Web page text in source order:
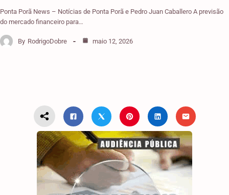
Ponta Porã News – Notícias de Ponta Porã e Pedro Juan Caballero A previsão
do mercado financeiro para…
By RodrigoDobre maio 12, 2026